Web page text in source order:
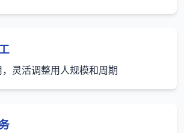
灵活调整用人规模和周期